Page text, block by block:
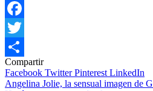
Facebook
Twitter
Compartir
Compartir
Facebook TwitterPinterest LinkedIn
Navegación
Angelina Jolie, la sensual imagen de